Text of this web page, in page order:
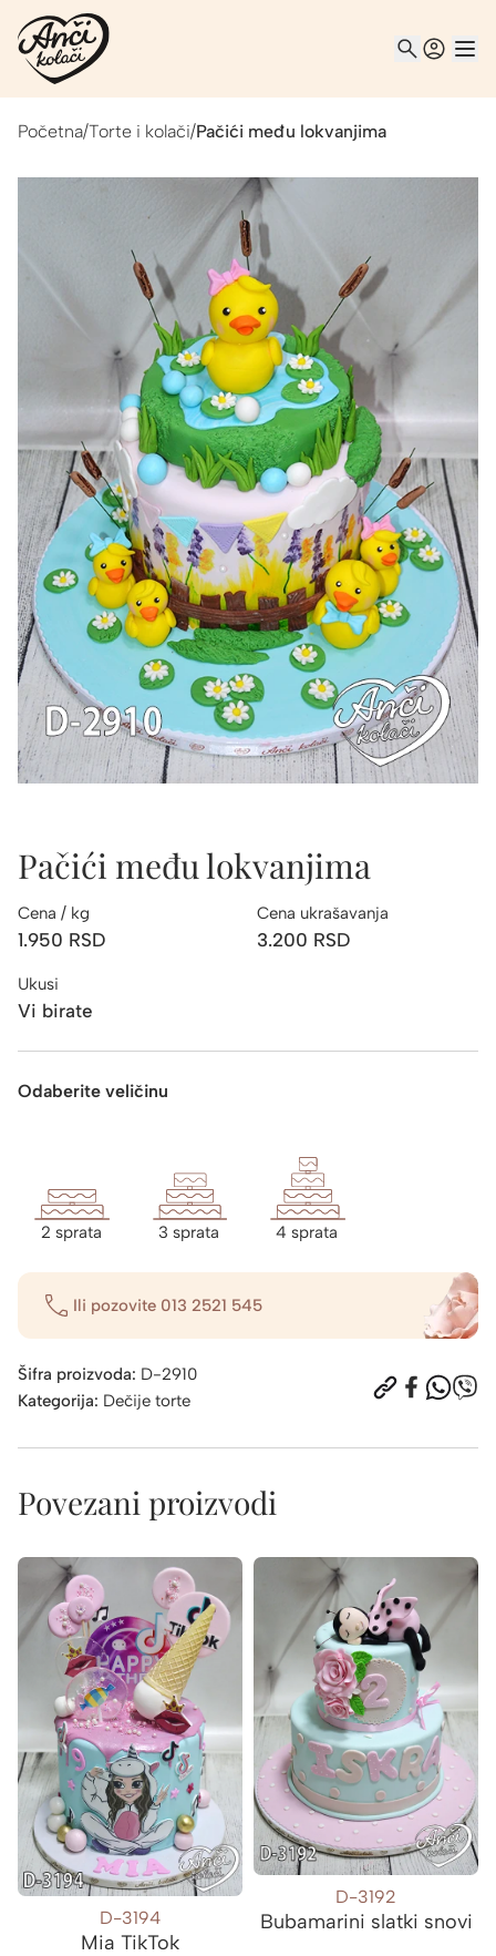
Početna/Torte i kolači/Pačići među lokvanjima
Pačići među lokvanjima
Cena / kg
1.950 RSD
Cena ukrašavanja
3.200 RSD
Ukusi
Vi birate
Odaberite veličinu
2 sprata 3 sprata 4 sprata
Ili pozovite 013 2521 545
Šifra proizvoda: D-2910
Kategorija: Dečije torte
Povezani proizvodi
D-3194
Mia TikTok
D-3192
Bubamarini slatki snovi